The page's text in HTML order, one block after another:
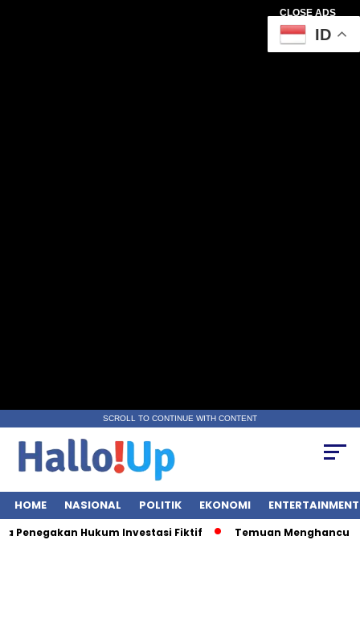
CLOSE ADS
SCROLL TO CONTINUE WITH CONTENT
HOME NASIONAL POLITIK EKONOMI ENTERTAINMENT
Hukum Investasi Fiktif Temuan Menghancurkan:
ID